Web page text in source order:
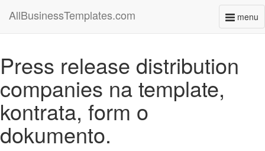
menu
AllBusinessTemplates.com
Press release distribution
companies na template,
kontrata, form o
dokumento.